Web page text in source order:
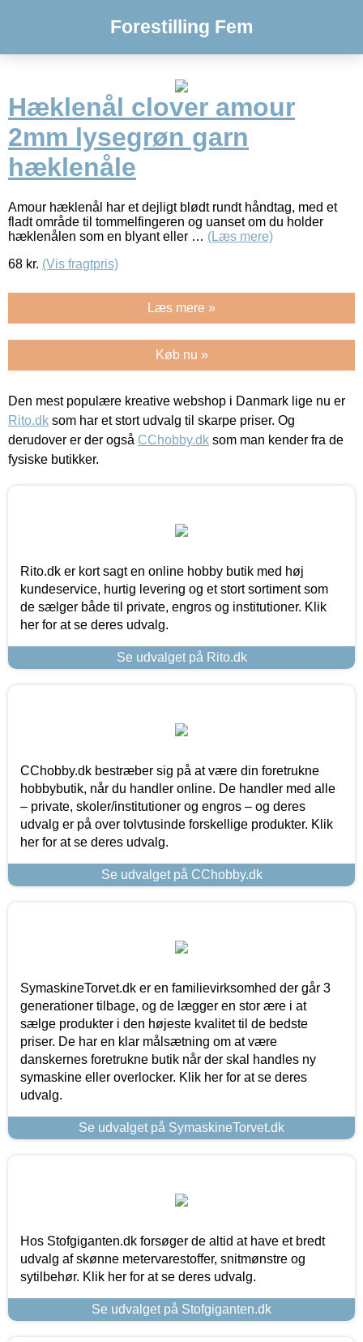
Forestilling Fem
Hæklenål clover amour
2mm lysegrøn garn
hæklenåle
Amour hæklenål har et dejligt blødt rundt håndtag, med et
fladt område til tommelfingeren og uanset om du holder
hæklenålen som en blyant eller … (Læs mere)
68 kr. (Vis fragtpris)
Læs mere »
Køb nu »
Den mest populære kreative webshop i Danmark lige nu er
Rito.dk som har et stort udvalg til skarpe priser. Og
derudover er der også CChobby.dk som man kender fra de
fysiske butikker.
Rito.dk er kort sagt en online hobby butik med høj
kundeservice, hurtig levering og et stort sortiment som
de sælger både til private, engros og institutioner. Klik
her for at se deres udvalg.
Se udvalget på Rito.dk
CChobby.dk bestræber sig på at være din foretrukne
hobbybutik, når du handler online. De handler med alle
– private, skoler/institutioner og engros – og deres
udvalg er på over tolvtusinde forskellige produkter. Klik
her for at se deres udvalg.
Se udvalget på CChobby.dk
SymaskineTorvet.dk er en familievirksomhed der går 3
generationer tilbage, og de lægger en stor ære i at
sælge produkter i den højeste kvalitet til de bedste
priser. De har en klar målsætning om at være
danskernes foretrukne butik når der skal handles ny
symaskine eller overlocker. Klik her for at se deres
udvalg.
Se udvalget på SymaskineTorvet.dk
Hos Stofgiganten.dk forsøger de altid at have et bredt
udvalg af skønne metervarestoffer, snitmønstre og
sytilbehør. Klik her for at se deres udvalg.
Se udvalget på Stofgiganten.dk